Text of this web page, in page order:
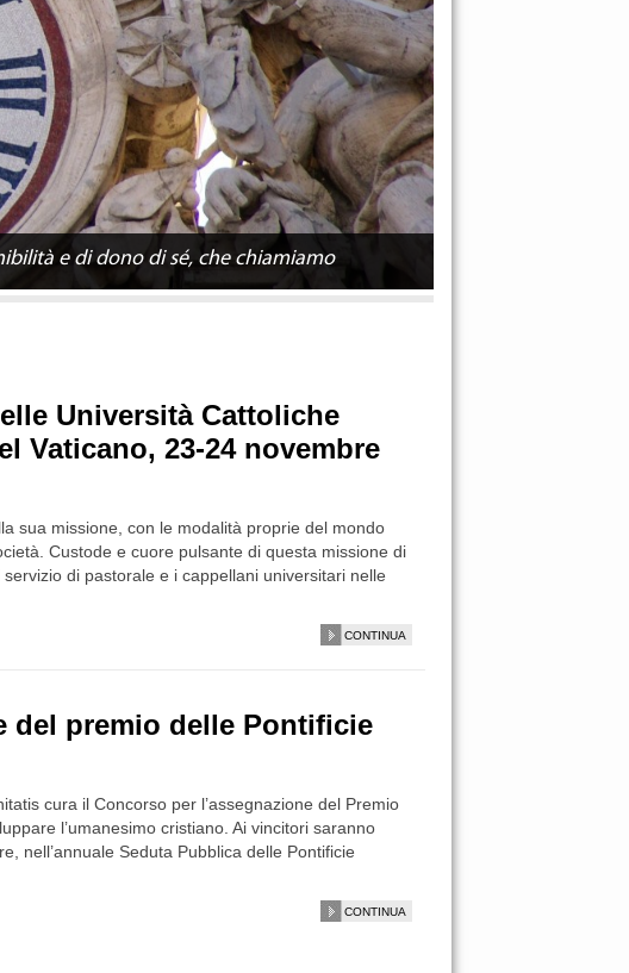
e di dono di sé, che chiamiamo
Università Cattoliche
Vaticano, 23-24 novembre
sua missione, con le modalità proprie del mondo
Custode e cuore pulsante di questa missione di
di pastorale e i cappellani universitari nelle
CONTINUA
del premio delle Pontificie
cura il Concorso per l’assegnazione del Premio
l’umanesimo cristiano. Ai vincitori saranno
nell’annuale Seduta Pubblica delle Pontificie
CONTINUA